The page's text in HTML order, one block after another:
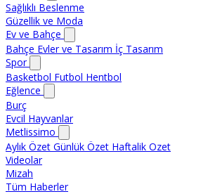
Sağlıklı Beslenme
Güzellik ve Moda
Ev ve Bahçe
Bahçe Evler ve Tasarım İç Tasarım
Spor
Basketbol Futbol Hentbol
Eğlence
Burç
Evcil Hayvanlar
Metlissimo
Aylık Özet Günlük Özet Haftalik Ozet
Videolar
Mizah
Tüm Haberler